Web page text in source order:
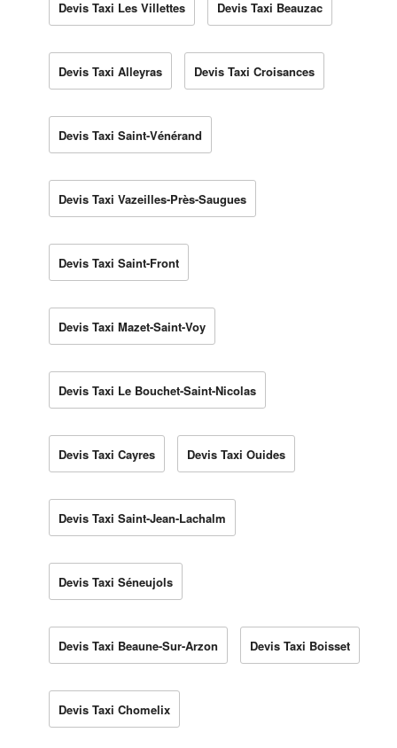
Devis Taxi Les Villettes Devis Taxi Beauzac
Devis Taxi Alleyras Devis Taxi Croisances
Devis Taxi Saint-Vénérand
Devis Taxi Vazeilles-Près-Saugues
Devis Taxi Saint-Front
Devis Taxi Mazet-Saint-Voy
Devis Taxi Le Bouchet-Saint-Nicolas
Devis Taxi Cayres Devis Taxi Ouides
Devis Taxi Saint-Jean-Lachalm
Devis Taxi Séneujols
Devis Taxi Beaune-Sur-Arzon Devis Taxi Boisset
Devis Taxi Chomelix